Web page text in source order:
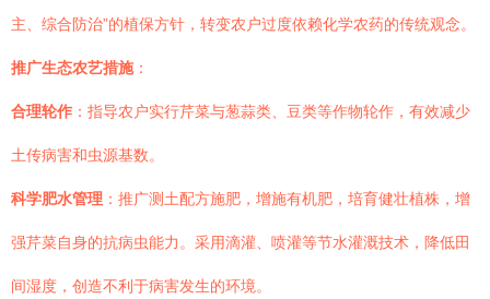
主、综合防治”的植保方针，转变农户过度依赖化学农药的传统观念。
推广生态农艺措施：
合理轮作 ：指导农户实行芹菜与葱蒜类、豆类等作物轮作，有效减少
土传病害和虫源基数。
科学肥水管理 ：推广测土配方施肥，增施有机肥，培育健壮植株，增
强芹菜自身的抗病虫能力。采用滴灌、喷灌等节水灌溉技术，降低田
间湿度，创造不利于病害发生的环境。